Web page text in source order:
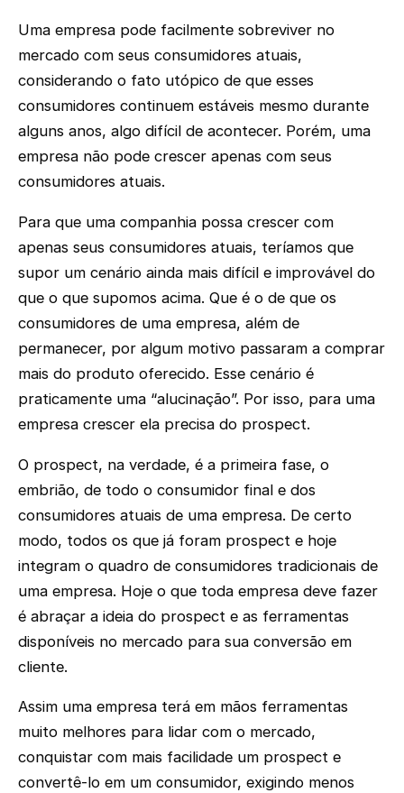
Uma empresa pode facilmente sobreviver no
mercado com seus consumidores atuais,
considerando o fato utópico de que esses
consumidores continuem estáveis mesmo durante
alguns anos, algo difícil de acontecer. Porém, uma
empresa não pode crescer apenas com seus
consumidores atuais.
Para que uma companhia possa crescer com
apenas seus consumidores atuais, teríamos que
supor um cenário ainda mais difícil e improvável do
que o que supomos acima. Que é o de que os
consumidores de uma empresa, além de
permanecer, por algum motivo passaram a comprar
mais do produto oferecido. Esse cenário é
praticamente uma “alucinação”. Por isso, para uma
empresa crescer ela precisa do prospect.
O prospect, na verdade, é a primeira fase, o
embrião, de todo o consumidor final e dos
consumidores atuais de uma empresa. De certo
modo, todos os que já foram prospect e hoje
integram o quadro de consumidores tradicionais de
uma empresa. Hoje o que toda empresa deve fazer
é abraçar a ideia do prospect e as ferramentas
disponíveis no mercado para sua conversão em
cliente.
Assim uma empresa terá em mãos ferramentas
muito melhores para lidar com o mercado,
conquistar com mais facilidade um prospect e
convertê-lo em um consumidor, exigindo menos